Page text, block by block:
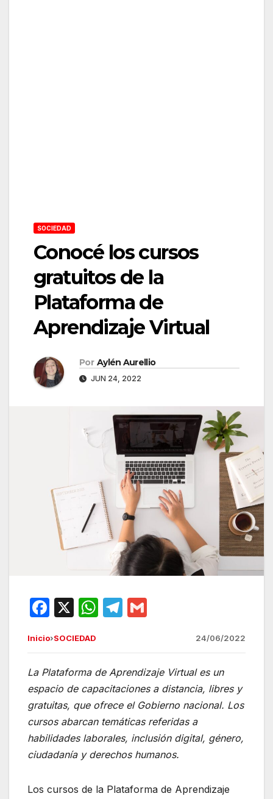
SOCIEDAD
Conocé los cursos
gratuitos de la
Plataforma de
Aprendizaje Virtual
Por Aylén Aurellio
JUN 24, 2022
F
c
e
b
o
o
k
X
W
at
s
A
p
p
T
e
gr
a
m
ail
Inicio›SOCIEDAD 24/06/2022
La Plataforma de Aprendizaje Virtual es un
espacio de capacitaciones a distancia, libres y
gratuitas, que ofrece el Gobierno nacional. Los
cursos abarcan temáticas referidas a
habilidades laborales, inclusión digital, género,
ciudadanía y derechos humanos.
Los cursos de la Plataforma de Aprendizaje